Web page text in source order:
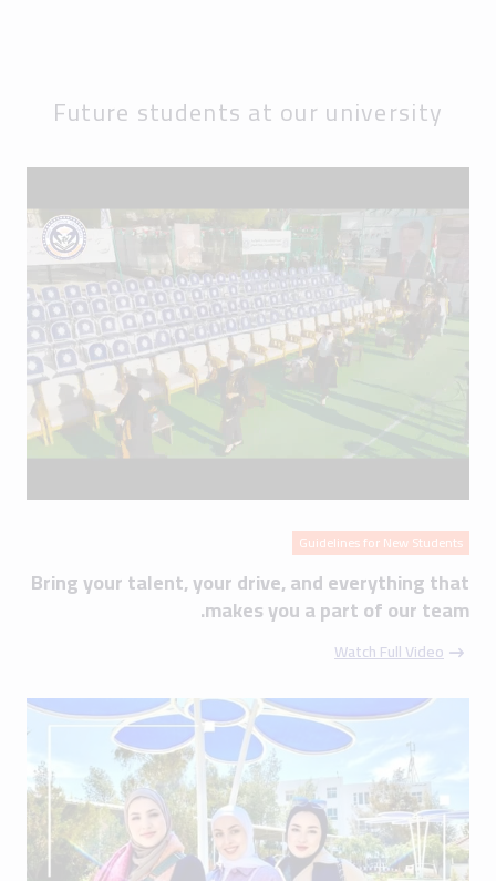
Future students at our university
Guidelines for New Students
Bring your talent, your drive, and everything that
makes you a part of our team.
Watch Full Video